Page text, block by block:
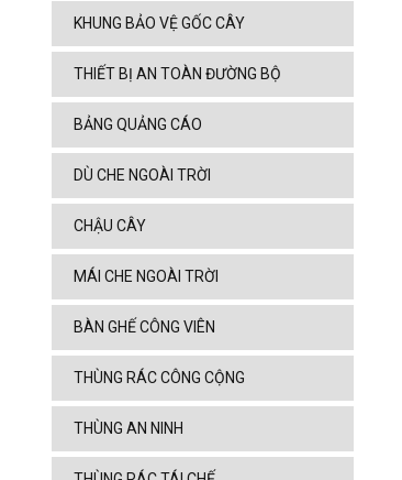
KHUNG BẢO VỆ GỐC CÂY
THIẾT BỊ AN TOÀN ĐƯỜNG BỘ
BẢNG QUẢNG CÁO
DÙ CHE NGOÀI TRỜI
CHẬU CÂY
MÁI CHE NGOÀI TRỜI
BÀN GHẾ CÔNG VIÊN
THÙNG RÁC CÔNG CỘNG
THÙNG AN NINH